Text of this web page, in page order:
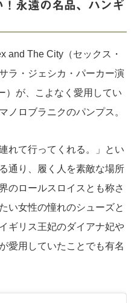
永遠の名品、ハンギ
and The City（セックス・
ラ・ジェシカ・パーカー演
）が、こよなく愛用してい
ノロブラニクのパンプス。
れて行ってくれる。」とい
通り、履く人を素敵な場所
のロールスロイスとも称さ
い女性の憧れのシューズと
ギリス王妃のダイアナ妃や
愛用していたことでも有名